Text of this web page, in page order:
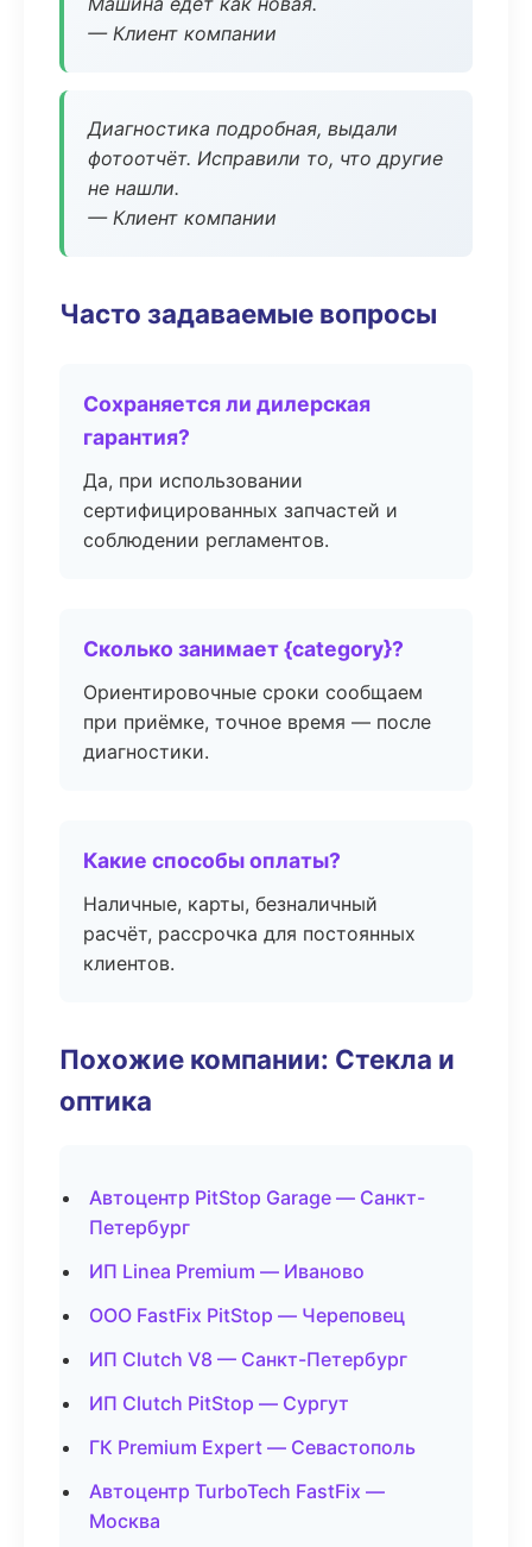
— Клиент компании
Диагностика подробная, выдали
фотоотчёт. Исправили то, что другие
не нашли.
— Клиент компании
Часто задаваемые вопросы
Сохраняется ли дилерская
гарантия?
Да, при использовании
сертифицированных запчастей и
соблюдении регламентов.
Сколько занимает {category}?
Ориентировочные сроки сообщаем
при приёмке, точное время — после
диагностики.
Какие способы оплаты?
Наличные, карты, безналичный
расчёт, рассрочка для постоянных
клиентов.
Похожие компании: Стекла и
оптика
Автоцентр PitStop Garage — Санкт-
Петербург
ИП Linea Premium — Иваново
ООО FastFix PitStop — Череповец
ИП Clutch V8 — Санкт-Петербург
ИП Clutch PitStop — Сургут
ГК Premium Expert — Севастополь
Автоцентр TurboTech FastFix —
Москва